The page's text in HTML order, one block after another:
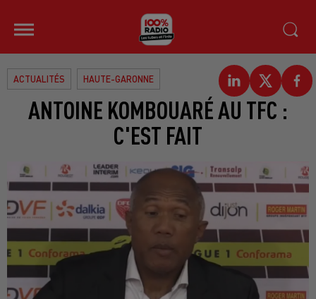
ACTUALITÉS HAUTE-GARONNE
ANTOINE KOMBOUARÉ AU TFC :
C'EST FAIT